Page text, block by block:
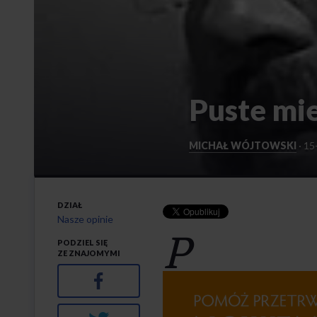
Puste
MICHAŁ WÓJTOWSKI ·
P
DZIAŁ
Nasze opinie
PODZIEL SIĘ
ZE ZNAJOMYMI
Facebook